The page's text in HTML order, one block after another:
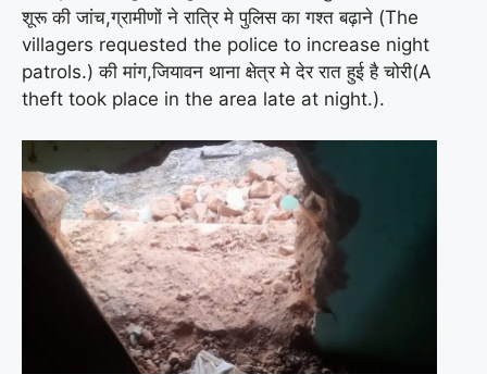
शूरू की जांच,ग्रामीणों ने रात्रि मे पुलिस का गश्त बढ़ाने (The
villagers requested the police to increase night
patrols.) की मांग,जियावन थाना क्षेत्र मे देर रात हुई है चोरी(A
theft took place in the area late at night.).